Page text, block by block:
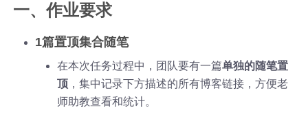
一、作业要求
1篇置顶集合随笔
在本次任务过程中，团队要有一篇单独的随笔置
顶 ，集中记录下方描述的所有博客链接，方便老
师助教查看和统计。